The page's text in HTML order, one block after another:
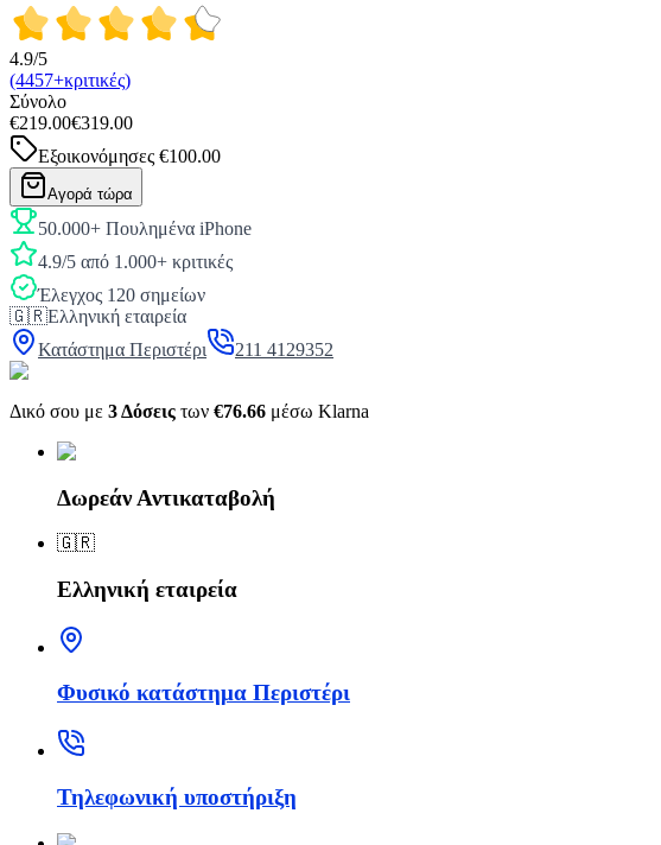
4.9/5
(4457+κριτικές)
Σύνολο
€219.00€319.00
Εξοικονόμησες €100.00
Αγορά τώρα
50.000+ Πουλημένα iPhone
4.9/5 από 1.000+ κριτικές
Έλεγχος 120 σημείων
🇬🇷Ελληνική εταιρεία
Κατάστημα Περιστέρι
211 4129352
Δικό σου με 3 Δόσεις των €76.66 μέσω Klarna
Δωρεάν Αντικαταβολή
🇬🇷
Ελληνική εταιρεία
Φυσικό κατάστημα Περιστέρι
Τηλεφωνική υποστήριξη